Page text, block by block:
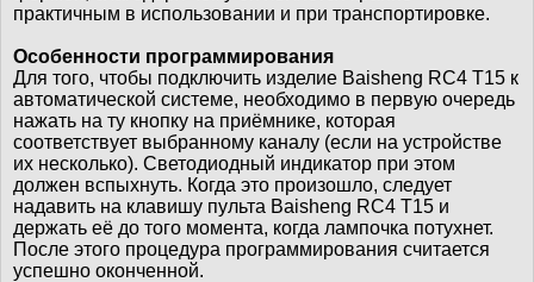
практичным в использовании и при транспортировке.
Особенности программирования
Для того, чтобы подключить изделие Baisheng RC4 T15 к
автоматической системе, необходимо в первую очередь
нажать на ту кнопку на приёмнике, которая
соответствует выбранному каналу (если на устройстве
их несколько). Светодиодный индикатор при этом
должен вспыхнуть. Когда это произошло, следует
надавить на клавишу пульта Baisheng RC4 T15 и
держать её до того момента, когда лампочка потухнет.
После этого процедура программирования считается
успешно оконченной.